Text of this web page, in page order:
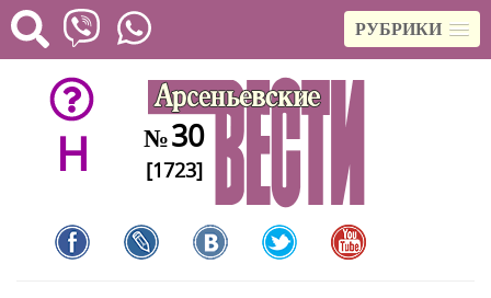
РУБРИКИ
H №30
[1723]